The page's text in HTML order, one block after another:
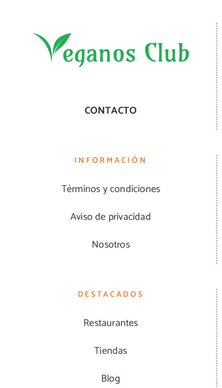
CONTACTO
INFORMACIÓN
Términos y condiciones
Aviso de privacidad
Nosotros
DESTACADOS
Restaurantes
Tiendas
Blog